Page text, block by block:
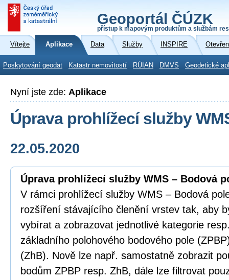
Geoportál ČÚZK
přístup k mapovým produktům a službám
Vítejte Aplikace Data Služby INSPIRE
Poskytování geodat Katastr nemovitostí RÚIAN DMVS Geodetické
Nyní jste zde: Aplikace
Úprava prohlížecí služby
22.05.2020
Úprava prohlížecí služby WMS – Bodová
V rámci prohlížecí služby WMS – Bodová
rozšíření stávajícího členění vrstev tak, aby
vybírat a zobrazovat jednotlivé kategorie
základního polohového bodového pole
(ZhB). Nově lze např. samostatně zobrazit
bodům ZPBP resp. ZhB, dále lze filtrovat